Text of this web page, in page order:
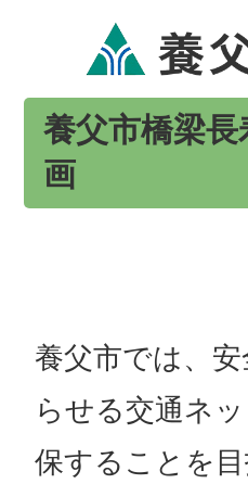
養父市橋梁
画
養父市では、
らせる交通ネ
保することを